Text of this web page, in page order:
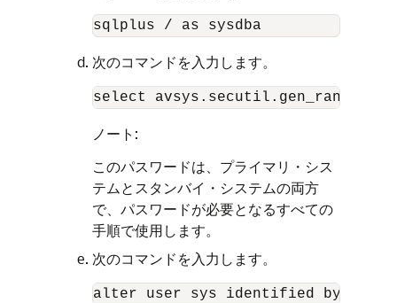
sqlplus / as sysdba
次のコマンドを入力します。
select
ノート:
このパスワードは、プライマリ・シス
テムとスタンバイ・システムの両方
で、パスワードが必要となるすべての
手順で使用します。
次のコマンドを入力します。
alter user sys identified by